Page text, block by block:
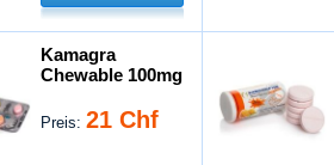
Kamagra
Chewable 100mg
Preis:21 Chf